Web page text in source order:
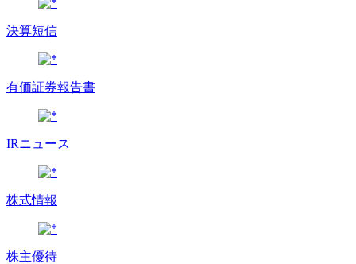
決算短信
有価証券報告書
IRニュース
株式情報
株主優待